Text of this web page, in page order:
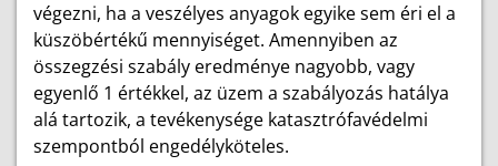
végezni, ha a veszélyes anyagok egyike sem éri el a
küszöbértékű mennyiséget. Amennyiben az
összegzési szabály eredménye nagyobb, vagy
egyenlő 1 értékkel, az üzem a szabályozás hatálya
alá tartozik, a tevékenysége katasztrófavédelmi
szempontból engedélyköteles.